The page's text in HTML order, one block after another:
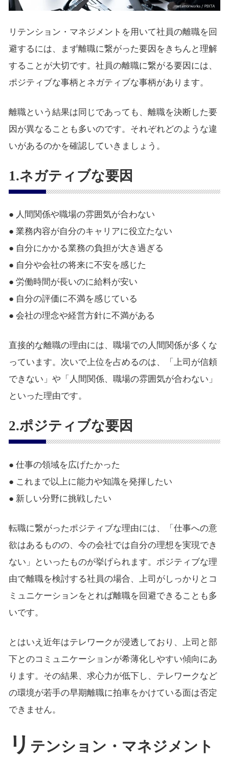
リテンション・マネジメントを用いて社員の離職を回
避するには、まず離職に繋がった要因をきちんと理解
することが大切です。社員の離職に繋がる要因には、
ポジティブな事柄とネガティブな事柄があります。
離職という結果は同じであっても、離職を決断した要
因が異なることも多いのです。それぞれどのような違
いがあるのかを確認していきましょう。
1.ネガティブな要因
● 人間関係や職場の雰囲気が合わない
● 業務内容が自分のキャリアに役立たない
● 自分にかかる業務の負担が大き過ぎる
● 自分や会社の将来に不安を感じた
● 労働時間が長いのに給料が安い
● 自分の評価に不満を感じている
● 会社の理念や経営方針に不満がある
直接的な離職の理由には、職場での人間関係が多くな
っています。次いで上位を占めるのは、「上司が信頼
できない」や「人間関係、職場の雰囲気が合わない」
といった理由です。
2.ポジティブな要因
● 仕事の領域を広げたかった
● これまで以上に能力や知識を発揮したい
● 新しい分野に挑戦したい
転職に繋がったポジティブな理由には、「仕事への意
欲はあるものの、今の会社では自分の理想を実現でき
ない」といったものが挙げられます。ポジティブな理
由で離職を検討する社員の場合、上司がしっかりとコ
ミュニケーションをとれば離職を回避できることも多
いです。
とはいえ近年はテレワークが浸透しており、上司と部
下とのコミュニケーションが希薄化しやすい傾向にあ
ります。その結果、求心力が低下し、テレワークなど
の環境が若手の早期離職に拍車をかけている面は否定
できません。
リ テンション・マネジメント